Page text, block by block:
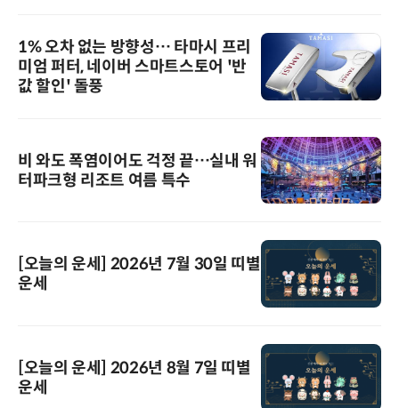
1% 오차 없는 방향성… 타마시 프리
미엄 퍼터, 네이버 스마트스토어 '반
값 할인' 돌풍
비 와도 폭염이어도 걱정 끝…실내 워
터파크형 리조트 여름 특수
[오늘의 운세] 2026년 7월 30일 띠별
운세
[오늘의 운세] 2026년 8월 7일 띠별
운세